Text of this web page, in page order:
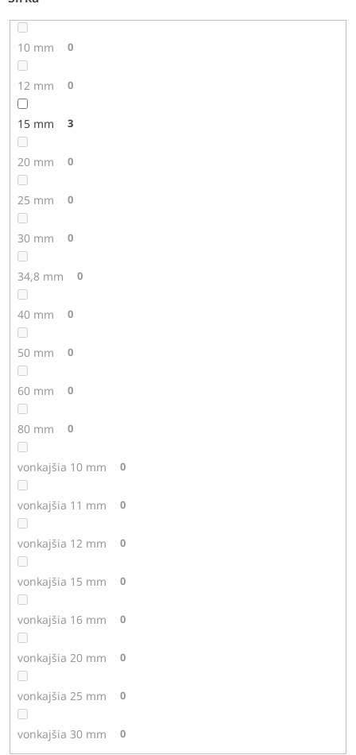
10 mm 0
12 mm 0
15 mm 3
20 mm 0
25 mm 0
30 mm 0
34,8 mm 0
40 mm 0
50 mm 0
60 mm 0
80 mm 0
vonkajšia 10 mm 0
vonkajšia 11 mm 0
vonkajšia 12 mm 0
vonkajšia 15 mm 0
vonkajšia 16 mm 0
vonkajšia 20 mm 0
vonkajšia 25 mm 0
vonkajšia 30 mm 0